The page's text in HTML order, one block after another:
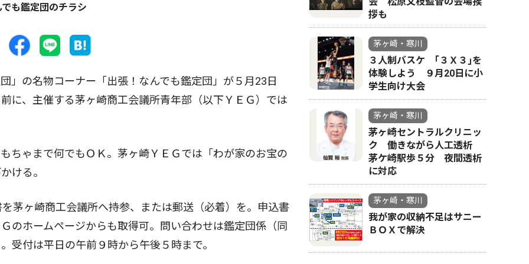
も鑑定団のチラシ
の名物コーナー「出張！なんでも鑑定団」が５月23日
に、主催する茅ヶ崎商工会議所青年部（以下ＹＥＧ）では
ゃまで何でもＯＫ。茅ヶ崎ＹＥＧでは「わが家のお宝の
ける。
ヶ崎商工会議所へ持参、または郵送（必着）を。申込書
のホームページからも取得可。問い合わせは鑑定団係（同
受付は平日の午前９時から午後５時まで。
拶も
茅ヶ崎・寒川
３人制バスケ ｢３Ｘ３｣を
体験しよう ９月20日に小
学生向け大会
茅ヶ崎・寒川
茅ヶ崎セントラルクリニッ
ク 働きながら人工透析
茅ケ崎駅歩５分 夜間透析
に対応
茅ヶ崎・寒川
我が家の収納不足はサニー
ＢＯＸで解決